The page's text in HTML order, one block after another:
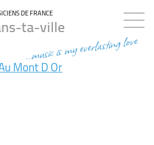
DE FRANCE
ta-ville
...music is my everlasting love
Mont D Or